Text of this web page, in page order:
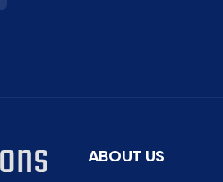
ABOUT US